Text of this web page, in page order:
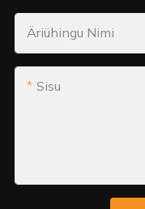
Äriühingu Nimi
Sisu